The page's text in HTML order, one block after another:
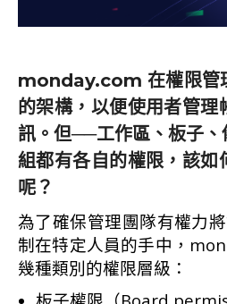
monday.com 在權限管
的架構，以便使用者管理
訊。但──工作區、板子
組都有各自的權限，該如
呢？
為了確保管理團隊有權力
制在特定人員的手中，
幾種類別的權限層級：